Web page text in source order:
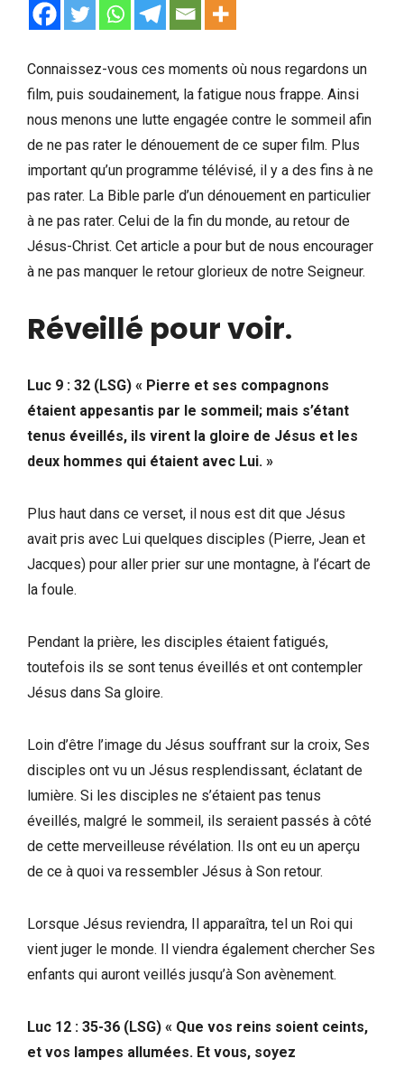
Connaissez-vous ces moments où nous regardons un
film, puis soudainement, la fatigue nous frappe. Ainsi
nous menons une lutte engagée contre le sommeil afin
de ne pas rater le dénouement de ce super film. Plus
important qu’un programme télévisé, il y a des fins à ne
pas rater. La Bible parle d’un dénouement en particulier
à ne pas rater. Celui de la fin du monde, au retour de
Jésus-Christ. Cet article a pour but de nous encourager
à ne pas manquer le retour glorieux de notre Seigneur.
Réveillé pour voir.
Luc 9 : 32 (LSG) « Pierre et ses compagnons
étaient appesantis par le sommeil; mais s’étant
tenus éveillés, ils virent la gloire de Jésus et les
deux hommes qui étaient avec Lui. »
Plus haut dans ce verset, il nous est dit que Jésus
avait pris avec Lui quelques disciples (Pierre, Jean et
Jacques) pour aller prier sur une montagne, à l’écart de
la foule.
Pendant la prière, les disciples étaient fatigués,
toutefois ils se sont tenus éveillés et ont contempler
Jésus dans Sa gloire.
Loin d’être l’image du Jésus souffrant sur la croix, Ses
disciples ont vu un Jésus resplendissant, éclatant de
lumière. Si les disciples ne s’étaient pas tenus
éveillés, malgré le sommeil, ils seraient passés à côté
de cette merveilleuse révélation. Ils ont eu un aperçu
de ce à quoi va ressembler Jésus à Son retour.
Lorsque Jésus reviendra, Il apparaîtra, tel un Roi qui
vient juger le monde. Il viendra également chercher Ses
enfants qui auront veillés jusqu’à Son avènement.
Luc 12 : 35-36 (LSG) « Que vos reins soient ceints,
et vos lampes allumées. Et vous, soyez